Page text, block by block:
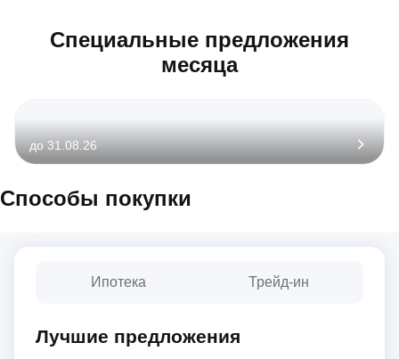
Специальные предложения
месяца
до 31.08.26
Способы покупки
Ипотека Трейд-ин
Лучшие предложения